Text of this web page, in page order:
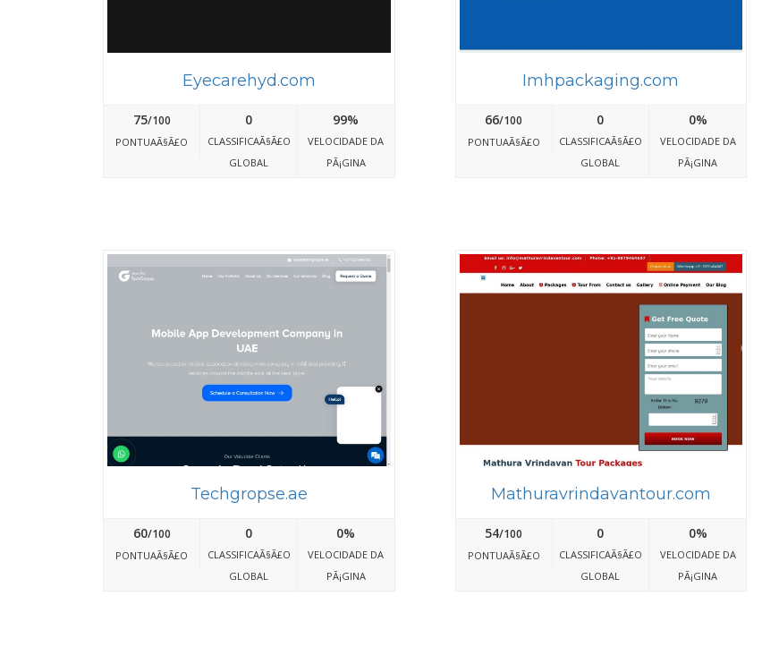
Eyecarehyd.com
75/100
PONTUAÃ§Ã£O
0
CLASSIFICAÃ§Ã£O
GLOBAL
99%
VELOCIDADE DA
PÃ¡GINA
Imhpackaging.com
66/100
PONTUAÃ§Ã£O
0
CLASSIFICAÃ§Ã£O
GLOBAL
0%
VELOCIDADE DA
PÃ¡GINA
Techgropse.ae
60/100
PONTUAÃ§Ã£O
0
CLASSIFICAÃ§Ã£O
GLOBAL
0%
VELOCIDADE DA
PÃ¡GINA
Mathuravrindavantour.com
54/100
PONTUAÃ§Ã£O
0
CLASSIFICAÃ§Ã£O
GLOBAL
0%
VELOCIDADE DA
PÃ¡GINA